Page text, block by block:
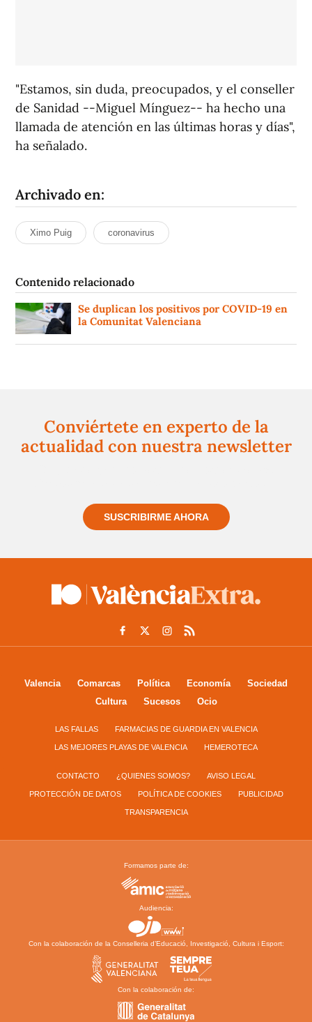
"Estamos, sin duda, preocupados, y el conseller
de Sanidad --Miguel Mínguez-- ha hecho una
llamada de atención en las últimas horas y días",
ha señalado.
Archivado en:
Ximo Puig coronavirus
Contenido relacionado
Se duplican los positivos por COVID-19 en
la Comunitat Valenciana
Conviértete en experto de la
actualidad con nuestra newsletter
SUSCRIBIRME AHORA
Valencia Comarcas Política Economía
Sociedad
Cultura
Sucesos Ocio
LAS FALLAS FARMACIAS DE GUARDIA EN VALENCIA
LAS MEJORES PLAYAS DE VALENCIA HEMEROTECA
CONTACTO ¿QUIENES SOMOS? AVISO LEGAL
PROTECCIÓN DE DATOS POLÍTICA DE COOKIES PUBLICIDAD
TRANSPARENCIA
Formamos parte de:
Audiencia:
Con la colaboración de la Conselleria d’Educació, Investigació, Cultura i Esport:
Con la colaboración de: